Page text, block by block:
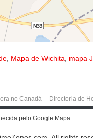
Mapa de Wichita mapa
no Canadá Directoria de
pelo Google Mapa.